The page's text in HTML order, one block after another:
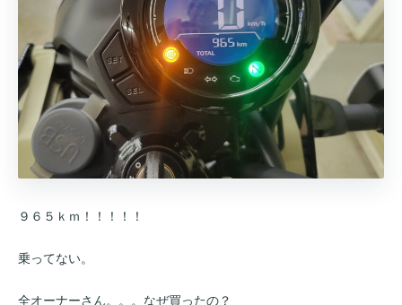
９６５ｋｍ！！！！！
乗ってない。
全オーナーさん。。。なぜ買ったの？